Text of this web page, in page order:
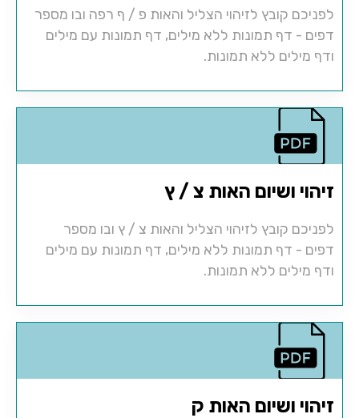
לפניכם קובץ לזיהוי הצליל והאות פ / ף רפה ובו מספר
דפים - דף תמונות ללא מילים, דף תמונות עם מילים
ודף מילים ללא תמונות.
זיהוי ושיום האות צ / ץ
לפניכם קובץ לזיהוי הצליל והאות צ / ץ ובו מספר
דפים - דף תמונות ללא מילים, דף תמונות עם מילים
ודף מילים ללא תמונות.
זיהוי ושיום האות ק